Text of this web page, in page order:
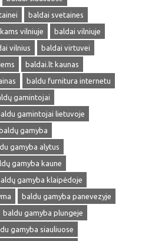
baldai svetaines
vilniuje
baldai vilniuje
vilnius
baldai virtuvei
baldai.lt kaunas
baldu furnitura internetu
gamintojai
gamintojai lietuvoje
baldų gamyba
gamyba alytus
gamyba kaune
gamyba klaipėdoje
baldu gamyba panevezyje
baldu gamyba plungeje
gamyba siauliuose